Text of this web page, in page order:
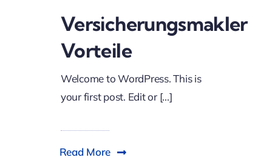
Versicherungsmakler
Vorteile
Welcome to WordPress. This is
your first post. Edit or [...]
Read More